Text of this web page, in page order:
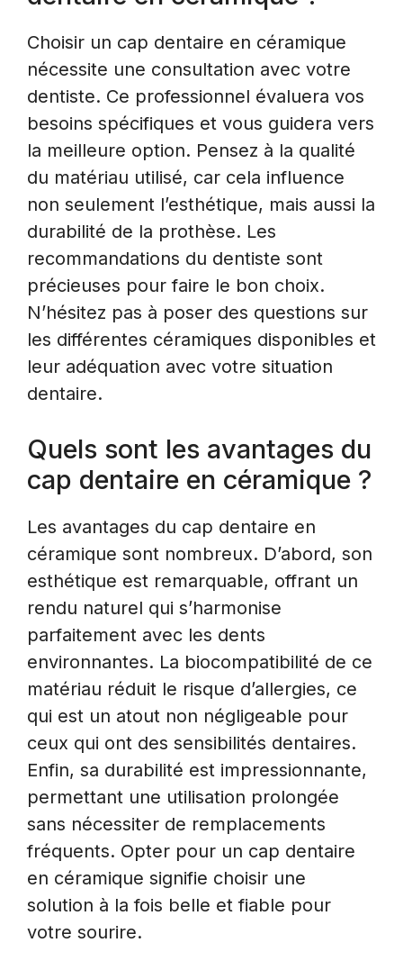
Choisir un cap dentaire en céramique
nécessite une consultation avec votre
dentiste. Ce professionnel évaluera vos
besoins spécifiques et vous guidera vers
la meilleure option. Pensez à la qualité
du matériau utilisé, car cela influence
non seulement l’esthétique, mais aussi la
durabilité de la prothèse. Les
recommandations du dentiste sont
précieuses pour faire le bon choix.
N’hésitez pas à poser des questions sur
les différentes céramiques disponibles et
leur adéquation avec votre situation
dentaire.
Quels sont les avantages du
cap dentaire en céramique ?
Les avantages du cap dentaire en
céramique sont nombreux. D’abord, son
esthétique est remarquable, offrant un
rendu naturel qui s’harmonise
parfaitement avec les dents
environnantes. La biocompatibilité de ce
matériau réduit le risque d’allergies, ce
qui est un atout non négligeable pour
ceux qui ont des sensibilités dentaires.
Enfin, sa durabilité est impressionnante,
permettant une utilisation prolongée
sans nécessiter de remplacements
fréquents. Opter pour un cap dentaire
en céramique signifie choisir une
solution à la fois belle et fiable pour
votre sourire.